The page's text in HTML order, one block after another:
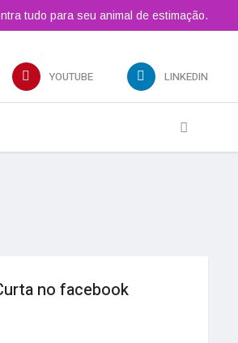
tudo para seu animal de estimação.
YOUTUBE LINKEDIN
no facebook